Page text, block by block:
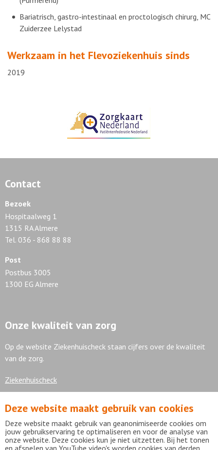
Bariatrisch, gastro-intestinaal en proctologisch chirurg, MC
Zuiderzee Lelystad
Werkzaam in het Flevoziekenhuis sinds
2019
Contact
Bezoek
Hospitaalweg 1
1315 RA Almere
Tel. 036 - 868 88 88
Post
Postbus 3005
1300 EG Almere
Onze kwaliteit van zorg
Op de website Ziekenhuischeck staan cijfers over de kwaliteit
van de zorg.
Ziekenhuischeck
7,9
Deze website maakt gebruik van cookies
Deze website maakt gebruik van geanonimiseerde cookies om
jouw gebruikservaring te optimaliseren en voor de analyse van
onze website. Deze cookies kun je niet uitzetten. Bij het tonen
en afspelen van YouTube video's worden cookies van derden